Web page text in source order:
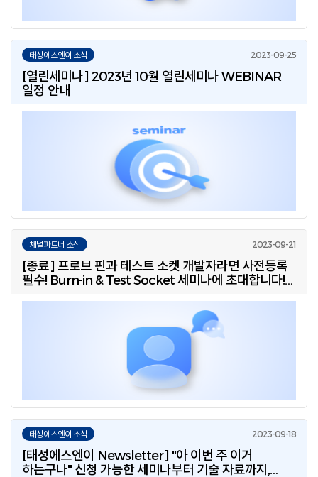
태성에스엔이 소식
[열린세미나] 2023년 10월 열린세미나 WEBINAR
일정 안내
채널파트너 소식
[종료] 프로브 핀과 테스트 소켓 개발자라면 사전등록
필수! Burn-in & Test Socket 세미나에 초대합니다!
태성에스엔이 소식
[태성에스엔이 Newsletter] "아 이번 주 이거
하는구나" 신청 가능한 세미나부터 기술 자료까지,